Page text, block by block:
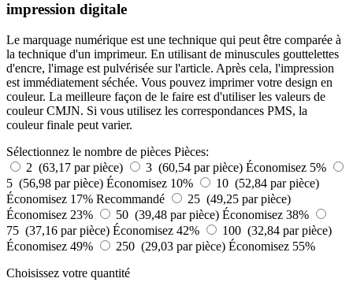
impression digitale
Le marquage numérique est une technique qui peut être comparée à
la technique d'un imprimeur. En utilisant de minuscules gouttelettes
d'encre, l'image est pulvérisée sur l'article. Après cela, l'impression
est immédiatement séchée. Vous pouvez imprimer votre design en
couleur. La meilleure façon de le faire est d'utiliser les valeurs de
couleur CMJN. Si vous utilisez les correspondances PMS, la
couleur finale peut varier.
Sélectionnez le nombre de pièces Pièces:
2 (63,17 par pièce)
3 (60,54 par pièce) Économisez 5%
5 (56,98 par pièce) Économisez 10%
10 (52,84 par pièce)
Économisez 17% Recommandé
25 (49,25 par pièce)
Économisez 23%
50 (39,48 par pièce) Économisez 38%
75 (37,16 par pièce) Économisez 42%
100 (32,84 par pièce)
Économisez 49%
250 (29,03 par pièce) Économisez 55%
Choisissez votre quantité